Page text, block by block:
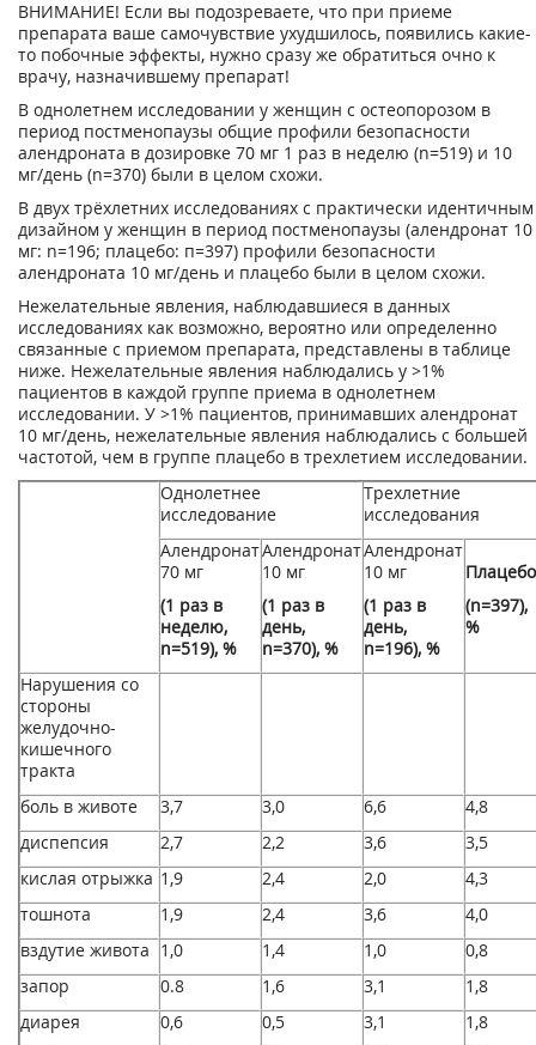
ВНИМАНИЕ! Если вы подозреваете, что при приеме
препарата ваше самочувствие ухудшилось, появились какие-
то побочные эффекты, нужно сразу же обратиться очно к
врачу, назначившему препарат!
В однолетнем исследовании у женщин с остеопорозом в
период постменопаузы общие профили безопасности
алендроната в дозировке 70 мг 1 раз в неделю (n=519) и 10
мг/день (n=370) были в целом схожи.
В двух трёхлетних исследованиях с практически идентичным
дизайном у женщин в период постменопаузы (алендронат 10
мг: n=196; плацебо: п=397) профили безопасности
алендроната 10 мг/день и плацебо были в целом схожи.
Нежелательные явления, наблюдавшиеся в данных
исследованиях как возможно, вероятно или определенно
связанные с приемом препарата, представлены в таблице
ниже. Нежелательные явления наблюдались у >1%
пациентов в каждой группе приема в однолетнем
исследовании. У >1% пациентов, принимавших алендронат
10 мг/день, нежелательные явления наблюдались с большей
частотой, чем в группе плацебо в трехлетием исследовании.
Однолетнее
исследование
Трехлетние
исследования
Алендронат
70 мг
(1 раз в
неделю,
n=519), %
Алендронат
10 мг
(1 раз в
день,
n=370), %
Алендронат
10 мг
(1 раз в
день,
n=196), %
Плацебо
(n=397),
%
Нарушения со
стороны
желудочно-
кишечного
тракта
боль в животе
3,7 3,0 6,6
4,8
диспепсия
2,7 2,2 3,6
3,5
кислая отрыжка 1,9 2,4 2,0
4,3
тошнота
1,9 2,4 3,6
4,0
вздутие живота 1,0 1,4 1,0
0,8
запор
0.8 1,6 3,1
1,8
диарея
0,6 0,5 3,1
1,8